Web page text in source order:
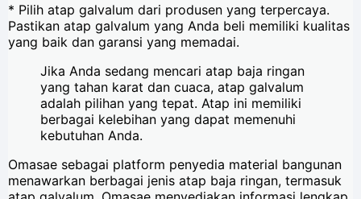
* Pilih atap galvalum dari produsen yang terpercaya.
Pastikan atap galvalum yang Anda beli memiliki kualitas
yang baik dan garansi yang memadai.
Jika Anda sedang mencari atap baja ringan
yang tahan karat dan cuaca, atap galvalum
adalah pilihan yang tepat. Atap ini memiliki
berbagai kelebihan yang dapat memenuhi
kebutuhan Anda.
Omasae sebagai platform penyedia material bangunan
menawarkan berbagai jenis atap baja ringan, termasuk